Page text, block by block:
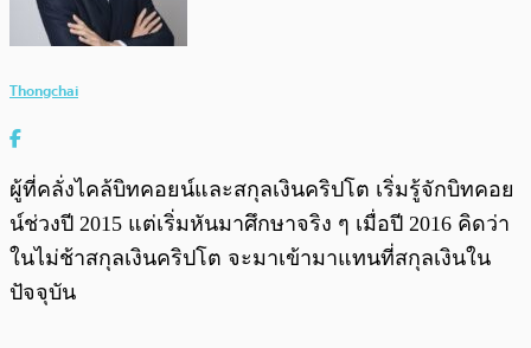
Thongchai
ผู้ที่คลั่งไคล้บิทคอยน์และสกุลเงินคริปโต เริ่มรู้จักบิทคอย
น์ช่วงปี 2015 แต่เริ่มหันมาศึกษาจริง ๆ เมื่อปี 2016 คิดว่า
ในไม่ช้าสกุลเงินคริปโต จะมาเข้ามาแทนที่สกุลเงินใน
ปัจจุบัน